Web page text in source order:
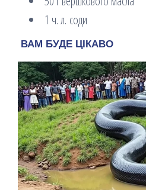
1 ч. л. соди